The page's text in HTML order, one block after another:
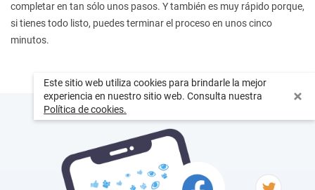
completar en tan sólo unos pasos. Y también es muy rápido porque,
si tienes todo listo, puedes terminar el proceso en unos cinco
minutos.
Este sitio web utiliza cookies para brindarle la mejor
experiencia en nuestro sitio web. Consulta nuestra
Política de cookies.